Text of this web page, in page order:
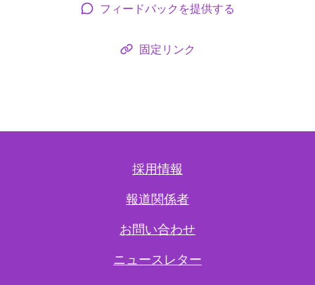
フィードバックを提供する
固定リンク
採用情報
報道関係者
お問い合わせ
ニュースレター